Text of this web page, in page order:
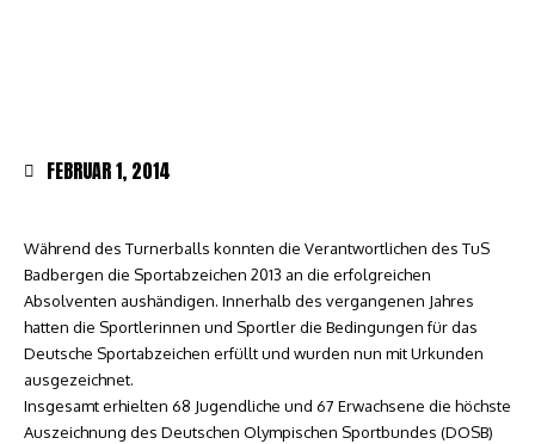
FEBRUAR 1, 2014
Während des Turnerballs konnten die Verantwortlichen des TuS
Badbergen die Sportabzeichen 2013 an die erfolgreichen
Absolventen aushändigen. Innerhalb des vergangenen Jahres
hatten die Sportlerinnen und Sportler die Bedingungen für das
Deutsche Sportabzeichen erfüllt und wurden nun mit Urkunden
ausgezeichnet.
Insgesamt erhielten 68 Jugendliche und 67 Erwachsene die höchste
Auszeichnung des Deutschen Olympischen Sportbundes (DOSB)